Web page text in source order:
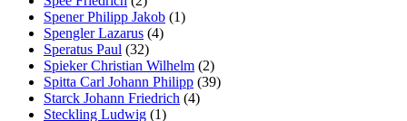
Spener Philipp Jakob (1)
Spengler Lazarus (4)
Speratus Paul (32)
Spieker Christian Wilhelm (2)
Spitta Carl Johann Philipp (39)
Starck Johann Friedrich (4)
Steckling Ludwig (1)